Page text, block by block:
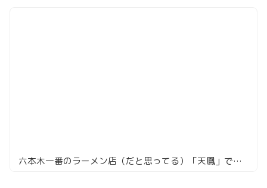
六本木一番のラーメン店（だと思ってる）「天鳳」で味噌ラーメンを頼んでみた